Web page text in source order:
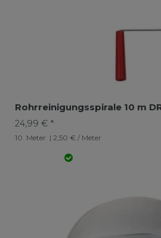
Rohrreinigungsspirale 10 m
24,99 € *
10 Meter | 2,50 € / Meter